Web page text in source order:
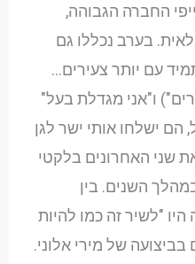
החברה הגבוהה,
בערב נכללו גם
עם יותר צעירים…
ו"אני מגדלת בעל"
הם ישלחו אותי ישר לגן
שני האחרונים בלקטי
השנים. בין
"לשיר זה כמו להיות
של מירי אלוני.